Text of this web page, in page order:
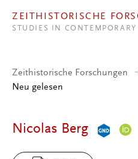
ZEITHISTORISCHE
STUDIES IN CONTEMPORARY
Zeithistorische Forschungen
Neu gelesen
Nicolas Berg